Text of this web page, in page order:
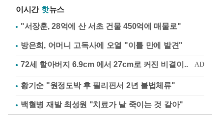
이시간 핫뉴스
"서장훈, 28억에 산 서초 건물 450억에 매물로"
방은희, 어머니 고독사에 오열 "이틀 만에 발견"
황기순 "원정도박 후 필리핀서 2년 불법체류"
백혈병 재발 최성원 "치료가 날 죽이는 것 같아"